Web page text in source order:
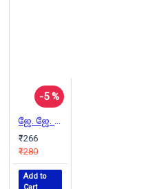
-5 %
ஜே. ஜே. சில குறிப்புகள்
₹266
₹280
Add to
Cart